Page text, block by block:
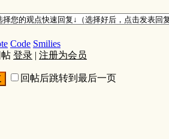
Code Smilies
登录 | 注册为会员
回帖后跳转到最后一页